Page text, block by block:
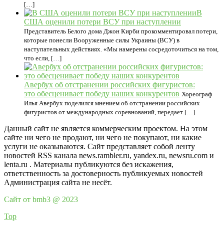
[…]
В
США оценили потери ВСУ при наступлении
Представитель Белого дома Джон Кирби прокомментировал потери,
которые понесли Вооруженные силы Украины (ВСУ) в
наступательных действиях. «Мы намерены сосредоточиться на том,
что если, […]
Авербух об отстранении российских фигуристов:
это обесценивает победу наших конкурентов Хореограф
Илья Авербух поделился мнением об отстранении российских
фигуристов от международных соревнований, передает […]
Данный сайт не является коммерческим проектом. На этом
сайте ни чего не продают, ни чего не покупают, ни какие
услуги не оказываются. Сайт представляет собой ленту
новостей RSS канала news.rambler.ru, yandex.ru, newsru.com и
lenta.ru . Материалы публикуются без искажения,
ответственность за достоверность публикуемых новостей
Администрация сайта не несёт.
Сайт от bmb3 @ 2023
Top